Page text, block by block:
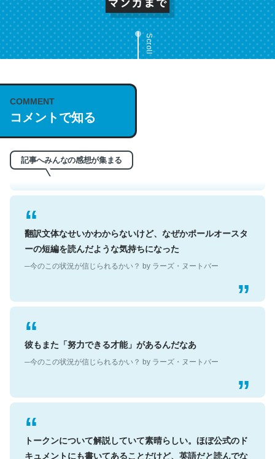
Scroll
COMMENT
コメントで知る
記事へみんなの感想が集まる
これは名文。彼はとてもクレバーなんだろうなと凄く思
う。英語少しでも読める人は原文もお勧め。自分はこの流
れ好き。Let’s Fucking Go. Then Covid hit. Shit.
─今のこの状況が信じられるかい？ by ラーズ・ヌートバー
翻訳文体なせいかわからないけど、なぜかポールオースタ
ーの短編を読んだような気持ちになった
─今のこの状況が信じられるかい？ by ラーズ・ヌートバー
彼もまた「努力できる才能」があるんだなあ
─今のこの状況が信じられるかい？ by ラーズ・ヌートバー
トークンについて解説していて素晴らしい。ほぼ公式のド
キュメントにも書いてあることだけど、英語だと読んでな